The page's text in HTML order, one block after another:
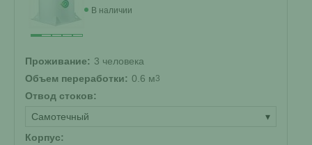
В наличии
Проживание: 3 человека
Объем переработки: 0.6 м3
Отвод стоков:
Самотечный
▾
Корпус: